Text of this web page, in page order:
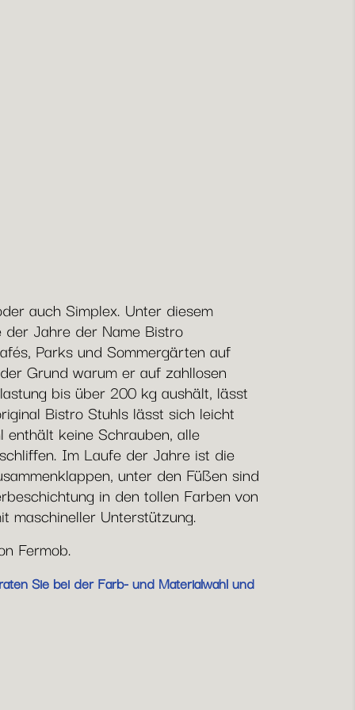
auch Simplex. Unter diesem
Jahre der Name Bistro
Parks und Sommergärten auf
Grund warum er auf zahllosen
bis über 200 kg aushält, lässt
Bistro Stuhls lässt sich leicht
keine Schrauben, alle
Im Laufe der Jahre ist die
unter den Füßen sind
in den tollen Farben von
maschineller Unterstützung.
Fermob.
Sie bei der Farb- und Materialwahl und